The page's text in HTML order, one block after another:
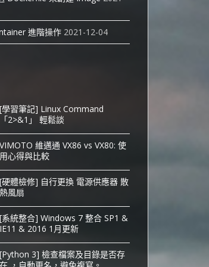
進階操作 2021-12-04
[學習筆記] Linux Command
「2>&1」 輕鬆談
VIMOTO 維邁通 VX86 vs VX80: 使
用心得與比較
[硬體檢修] 自行更換 電源供應器 散
熱風扇
[系統整合] Windows 7 整合 SP1 &
IE11 & 2016 1月更新
[Python 3] 檢查檔案及目錄是否存